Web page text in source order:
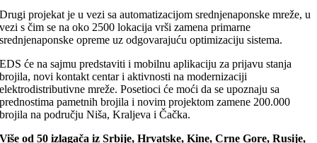
Drugi projekat je u vezi sa automatizacijom srednjenaponske mreže, u
vezi s čim se na oko 2500 lokacija vrši zamena primarne
srednjenaponske opreme uz odgovarajuću optimizaciju sistema.
EDS će na sajmu predstaviti i mobilnu aplikaciju za prijavu stanja
brojila, novi kontakt centar i aktivnosti na modernizaciji
elektrodistributivne mreže. Posetioci će moći da se upoznaju sa
prednostima pametnih brojila i novim projektom zamene 200.000
brojila na području Niša, Kraljeva i Čačka.
Više od 50 izlagača iz Srbije, Hrvatske, Kine, Crne Gore, Rusije,